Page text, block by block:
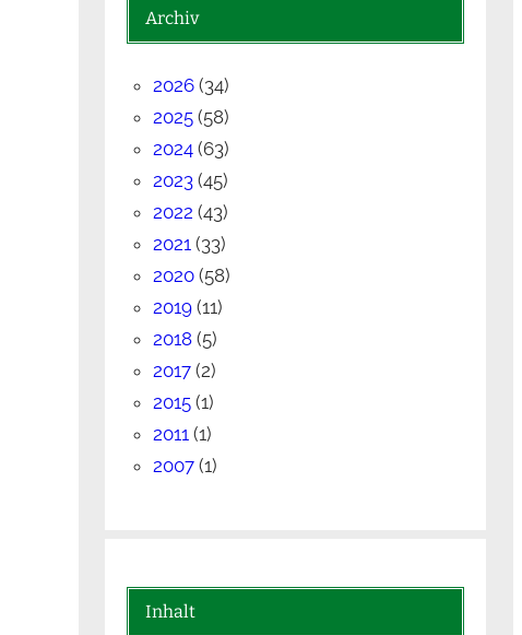
Archiv
2026 (34)
2025 (58)
2024 (63)
2023 (45)
2022 (43)
2021 (33)
2020 (58)
2019 (11)
2018 (5)
2017 (2)
2015 (1)
2011 (1)
2007 (1)
Inhalt